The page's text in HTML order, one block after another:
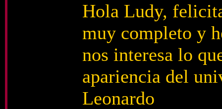
Hola Ludy,
muy completo y
nos interesa lo
apariencia del
Leonardo